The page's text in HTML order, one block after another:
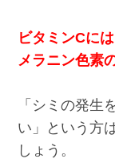
ビタミンCに
メラニン色素
「シミの発生
い」という方
しょう。